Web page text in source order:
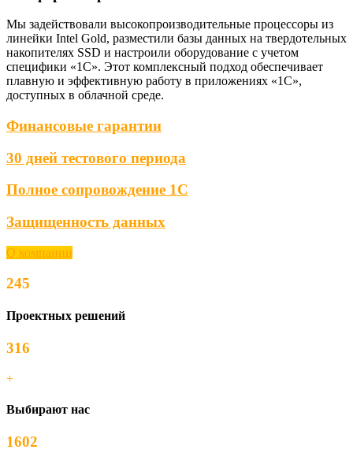
Мы задействовали высокопроизводительные процессоры из
линейки Intel Gold, разместили базы данных на твердотельных
накопителях SSD и настроили оборудование с учетом
специфики «1С». Этот комплексный подход обеспечивает
плавную и эффективную работу в приложениях «1С»,
доступных в облачной среде.
Финансовые гарантии
30 дней тестового периода
Полное сопровождение 1С
Защищенность данных
О компании
245
Проектных решений
316
+
Выбирают нас
1602